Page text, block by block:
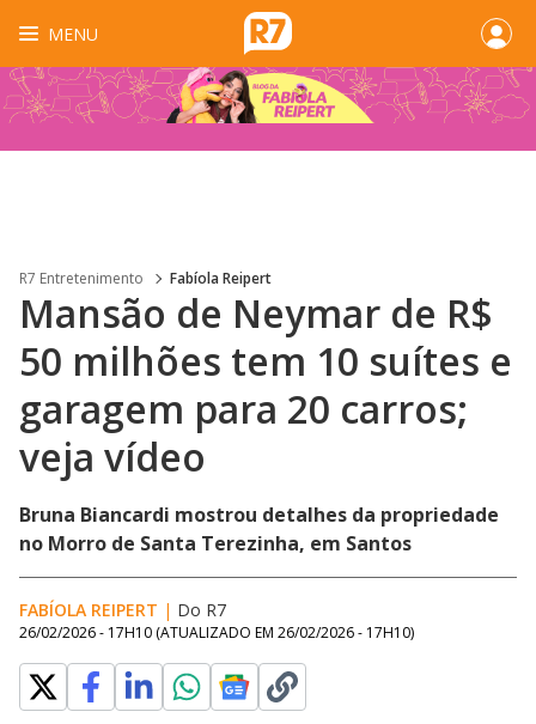
MENU
R7 Entretenimento Fabíola Reipert
Mansão de Neymar de R$
50 milhões tem 10 suítes e
garagem para 20 carros;
veja vídeo
Bruna Biancardi mostrou detalhes da propriedade
no Morro de Santa Terezinha, em Santos
FABÍOLA REIPERT | Do R7
26/02/2026 - 17H10 (ATUALIZADO EM 26/02/2026 - 17H10)